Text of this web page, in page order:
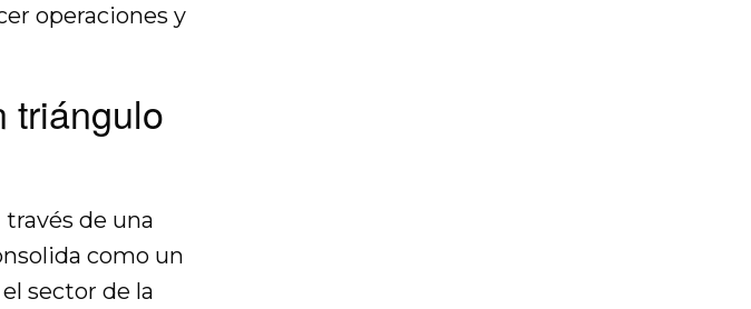
operaciones y
triángulo
de una
como un
sector de la